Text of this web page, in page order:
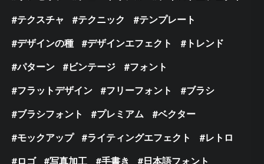
テクスチャ
テクニック
テンプレート
デザインの種
デザインエフェクト
トレンド
パターン
ビンテージ
フォント
フラットデザイン
フリーフォント
ブラシ
ブラシフォント
プレミアム
ベクター
モックアップ
ライティングエフェクト
レトロ
ロゴ
写真加工 手書き 日本語フォント